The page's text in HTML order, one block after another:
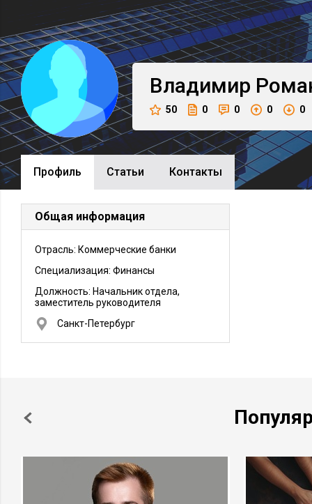
Владимир
50 0 0 0 0
Профиль Cтатьи Контакты
Общая информация
Отрасль: Коммерческие банки
Специализация: Финансы
Должность: Начальник отдела,
заместитель руководителя
Санкт-Петербург